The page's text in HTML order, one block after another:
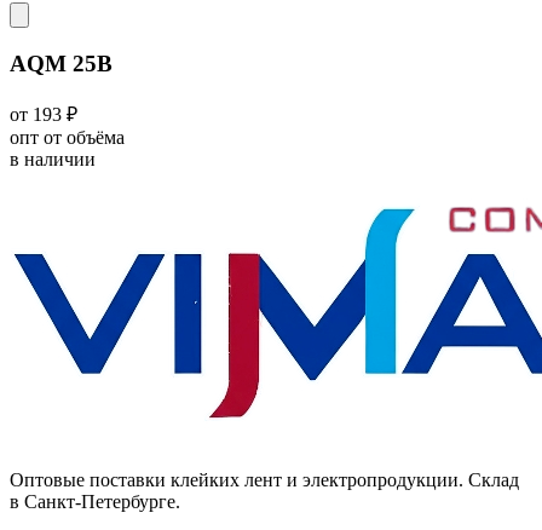
AQM 25В
от 193 ₽
опт от объёма
в наличии
Оптовые поставки клейких лент и электропродукции. Склад
в Санкт-Петербурге.